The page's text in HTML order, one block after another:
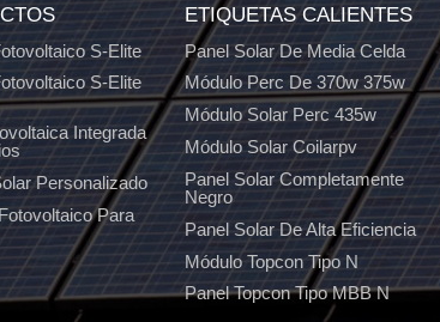
S-Elite
S-Elite
Integrada
Personalizado
Para
ETIQUETAS CALIENTES
Panel Solar De Media Celda
Módulo Perc De 370w 375w
Módulo Solar Perc 435w
Módulo Solar Coilarpv
Panel Solar Completamente
Negro
Panel Solar De Alta Eficiencia
Módulo Topcon Tipo N
Panel Topcon Tipo MBB N